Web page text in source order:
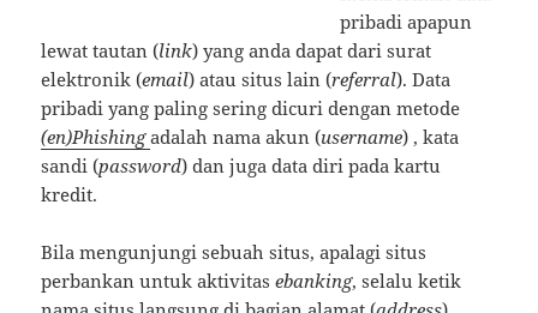
pribadi apapun
lewat tautan (link) yang anda dapat dari surat
elektronik (email) atau situs lain (referral). Data
pribadi yang paling sering dicuri dengan metode
(en)Phishingadalah nama akun (username) , kata
sandi (password) dan juga data diri pada kartu
kredit.
Bila mengunjungi sebuah situs, apalagi situs
perbankan untuk aktivitasebanking, selalu ketik